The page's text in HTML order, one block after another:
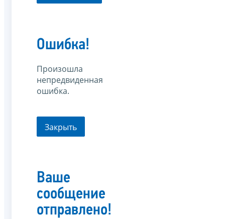
Ошибка!
Произошла
непредвиденная
ошибка.
Закрыть
Ваше
сообщение
отправлено!